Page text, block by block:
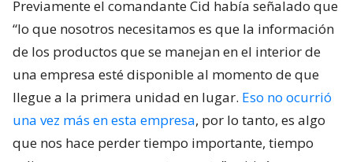
Previamente el comandante Cid había señalado que
“lo que nosotros necesitamos es que la información
de los productos que se manejan en el interior de
una empresa esté disponible al momento de que
llegue a la primera unidad en lugar. Eso no ocurrió
una vez más en esta empresa, por lo tanto, es algo
que nos hace perder tiempo importante, tiempo